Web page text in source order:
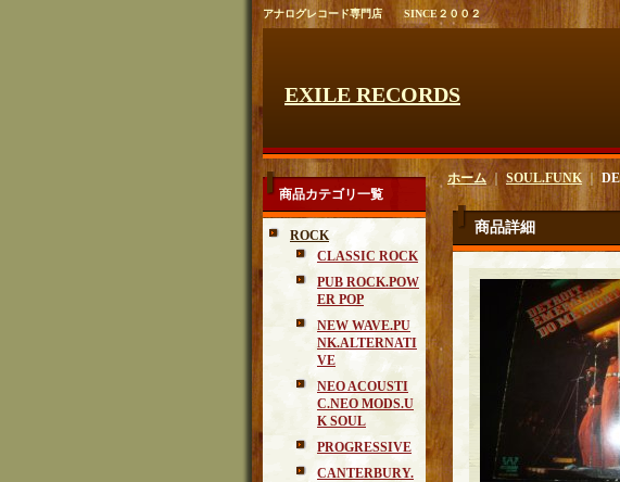
アナログレコード専門店 SINCE２００２
EXILE RECORDS
商品カテゴリ一覧
ROCK
CLASSIC ROCK
PUB ROCK.POW
ER POP
NEW WAVE.PU
NK.ALTERNATI
VE
NEO ACOUSTI
C.NEO MODS.U
K SOUL
PROGRESSIVE
CANTERBURY.
ホーム｜ SOUL.FUNK｜
商品詳細